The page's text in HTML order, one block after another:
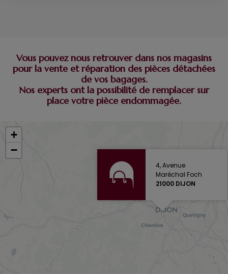
Vous pouvez nous retrouver dans nos magasins
pour la vente et réparation des pièces détachées
de vos bagages.
Nos experts ont la possibilité de remplacer sur
place votre pièce endommagée.
4, Avenue
Maréchal Foch
21000 DIJON
+
−